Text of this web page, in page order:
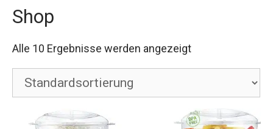
Shop
Alle 10 Ergebnisse werden angezeigt